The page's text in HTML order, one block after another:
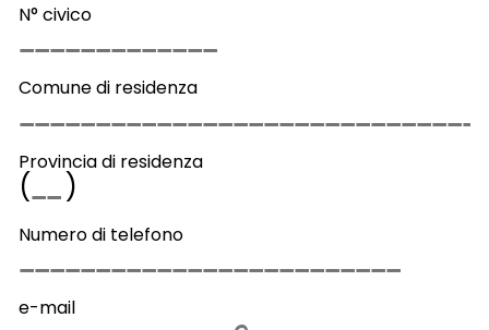
N° civico
Comune di residenza
Provincia di residenza
( )
Numero di telefono
e-mail